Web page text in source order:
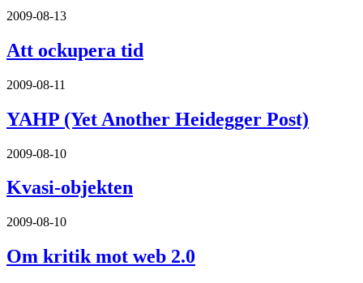
2009-08-13
Att ockupera tid
2009-08-11
YAHP (Yet Another Heidegger Post)
2009-08-10
Kvasi-objekten
2009-08-10
Om kritik mot web 2.0